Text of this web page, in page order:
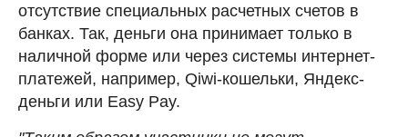
отсутствие специальных расчетных счетов в
банках. Так, деньги она принимает только в
наличной форме или через системы интернет-
платежей, например, Qiwi-кошельки, Яндекс-
деньги или Easy Pay.